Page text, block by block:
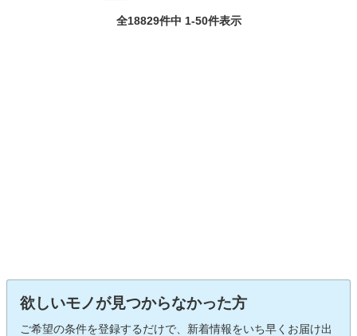
全18829件中 1-50件表示
欲しいモノが見つからなかった方
ご希望の条件を登録するだけで、新着情報をいち早くお届け出